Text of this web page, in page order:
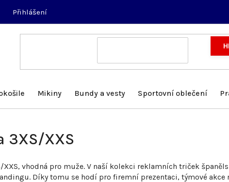
Přihlášení
Mikiny Bundy a vesty Sportovní oblečení
3XS/XXS
vhodná pro muže. V naší kolekci reklamních triček
Díky tomu se hodí pro firemní prezentaci, týmové